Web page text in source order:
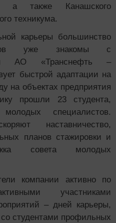
а также Канашского
техникума.
карьеры большинство
уже знакомы с
АО «Транснефть –
быстрой адаптации на
на объектах предприятия
прошли 23 студента,
специалистов.
наставничество,
планов стажировки и
совета молодых
компании активно по
участниками
– дней карьеры,
студентами профильных